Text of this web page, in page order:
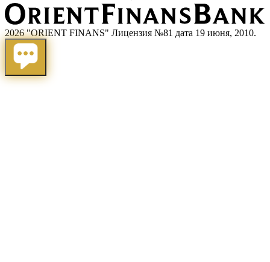
2026 "ORIENT FINANS" Лицензия №81 дата 19 июня, 2010.